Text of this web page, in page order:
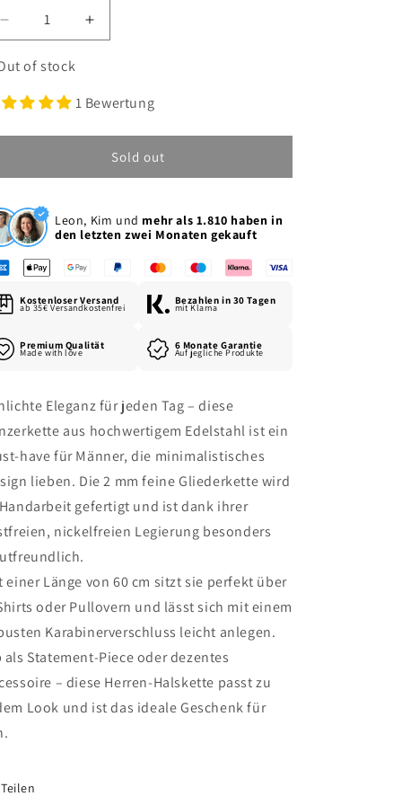
Decrease
quantity
for
Halskette
Increase
quantity
Halskette
of stock
1 Bewertung
Sold out
Leon, Kim und mehr als 1.810 haben in
den letzten zwei Monaten gekauft
Kostenloser Versand
ab 35€ Versandkostenfrei
Bezahlen in 30 Tagen
mit Klarna
Premium Qualität
Made with love
6 Monate Garantie
Auf jegliche Produkte
Eleganz für jeden Tag – diese
aus hochwertigem Edelstahl ist ein
have für Männer, die minimalistisches
lieben. Die 2 mm feine Gliederkette wird
gefertigt und ist dank ihrer
nickelfreien Legierung besonders
einer Länge von 60 cm sitzt sie perfekt über
oder Pullovern und lässt sich mit einem
Karabinerverschluss leicht anlegen.
als Statement-Piece oder dezentes
– diese Herren-Halskette passt zu
Look und ist das ideale Geschenk für
Teilen